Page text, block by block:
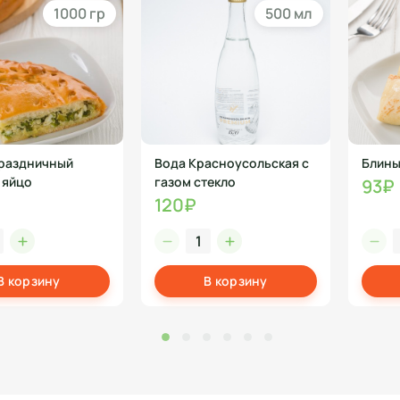
1000 гр
яйцо
корзину
500 мл
Вода Красноусольская с
газом стекло
120₽
В корзину
93₽